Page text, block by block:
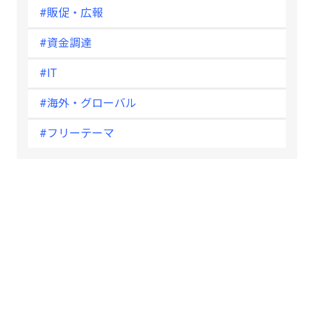
#販促・広報
#資金調達
#IT
#海外・グローバル
#フリーテーマ